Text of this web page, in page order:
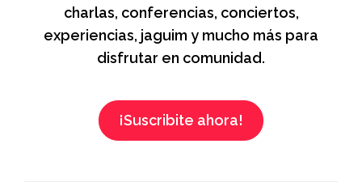
charlas, conferencias, conciertos,
experiencias, jaguim y mucho más para
disfrutar en comunidad.
¡Suscribite ahora!